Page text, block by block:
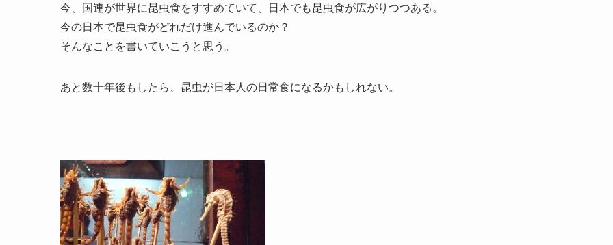
今、国連が世界に昆虫食をすすめていて、日本でも昆虫食が広がりつつある。
今の日本で昆虫食がどれだけ進んでいるのか？
そんなことを書いていこうと思う。
あと数十年後もしたら、昆虫が日本人の日常食になるかもしれない。